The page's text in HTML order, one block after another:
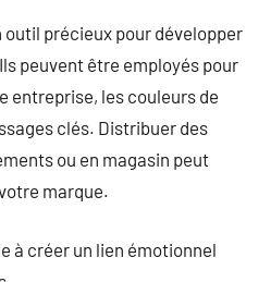
précieux pour développer
peuvent être employés pour
entreprise, les couleurs de
clés. Distribuer des
ou en magasin peut
marque.
à créer un lien émotionnel